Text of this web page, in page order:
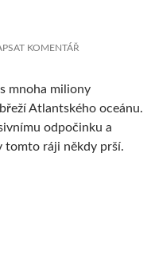
KOMENTÁŘ
mnoha miliony
Atlantského oceánu.
odpočinku a
tomto ráji někdy prší.
Janeira